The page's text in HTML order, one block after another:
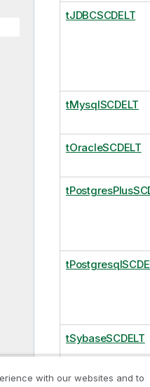
tJDBCSCDELT
tMysqlSCDELT
tOracleSCDELT
tSybaseSCDELT
with our websites and to